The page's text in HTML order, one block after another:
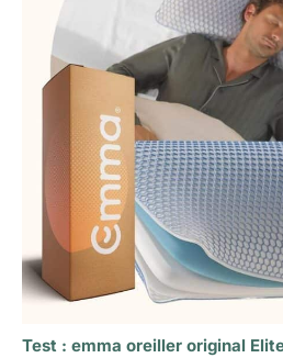
Test : emma oreiller original